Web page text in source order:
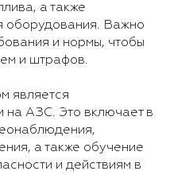
а также
оборудования. Важно
и нормы, чтобы
и штрафов.
является
на АЗС. Это включает в
а также обучение
и действиям в